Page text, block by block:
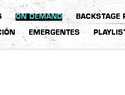
ON DEMAND BACKSTAGE
EMERGENTES